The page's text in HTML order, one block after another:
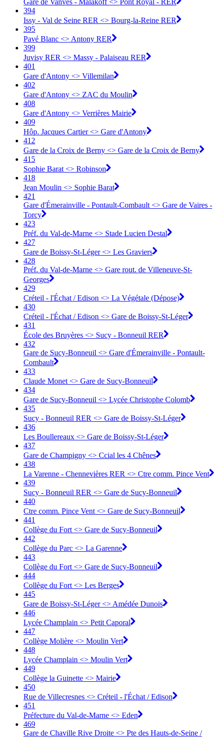
Gare de Vanves - Malakoff <> Pont Royal - RER
394
Issy - Val de Seine RER <> Bourg-la-Reine RER
395
Pavé Blanc <> Antony RER
399
Juvisy RER <> Massy - Palaiseau RER
401
Gare d'Antony <>︎ Villemilan
402
Gare d'Antony <>︎ ZAC du Moulin
408
Gare d'Antony <>︎ Verrières Mairie
409
Hôp. Jacques Cartier <>︎ Gare d'Antony
412
Gare de la Croix de Berny <>︎ Gare de la Croix de Berny
415
Sophie Barat <>︎ Robinson
418
Jean Moulin <>︎ Sophie Barat
421
Gare d'Émerainville - Pontault-Combault <> Gare de Vaires -
Torcy
423
Préf. du Val-de-Marne <> Stade Lucien Destal
427
Gare de Boissy-St-Léger <> Les Graviers
428
Préf. du Val-de-Marne <> Gare rout. de Villeneuve-St-
Georges
429
Créteil - l'Échat / Edison <> La Végétale (Dépose)
430
Créteil - l'Échat / Edison <> Gare de Boissy-St-Léger
431
École des Bruyères <> Sucy - Bonneuil RER
432
Gare de Sucy-Bonneuil <> Gare d'Émerainville - Pontault-
Combault
433
Claude Monet <> Gare de Sucy-Bonneuil
434
Gare de Sucy-Bonneuil <> Lycée Christophe Colomb
435
Sucy - Bonneuil RER <> Gare de Boissy-St-Léger
436
Les Boullereaux <> Gare de Boissy-St-Léger
437
Gare de Champigny <> Ccial les 4 Chênes
438
La Varenne - Chennevières RER <> Ctre comm. Pince Vent
439
Sucy - Bonneuil RER <> Gare de Sucy-Bonneuil
440
Ctre comm. Pince Vent <> Gare de Sucy-Bonneuil
441
Collège du Fort <> Gare de Sucy-Bonneuil
442
Collège du Parc <> La Garenne
443
Collège du Fort <> Gare de Sucy-Bonneuil
444
Collège du Fort <> Les Berges
445
Gare de Boissy-St-Léger <> Amédée Dunois
446
Lycée Champlain <> Petit Caporal
447
Collège Molière <> Moulin Vert
448
Lycée Champlain <> Moulin Vert
449
Collège la Guinette <> Mairie
450
Rue de Villecresnes <> Créteil - l'Échat / Edison
451
Préfecture du Val-de-Marne <> Eden
469
Gare de Chaville Rive Droite <> Pte des Hauts-de-Seine /